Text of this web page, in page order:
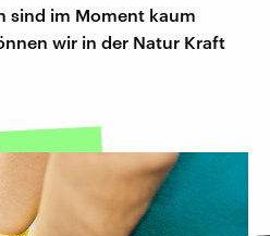
sind im Moment kaum
wir in der Natur Kraft